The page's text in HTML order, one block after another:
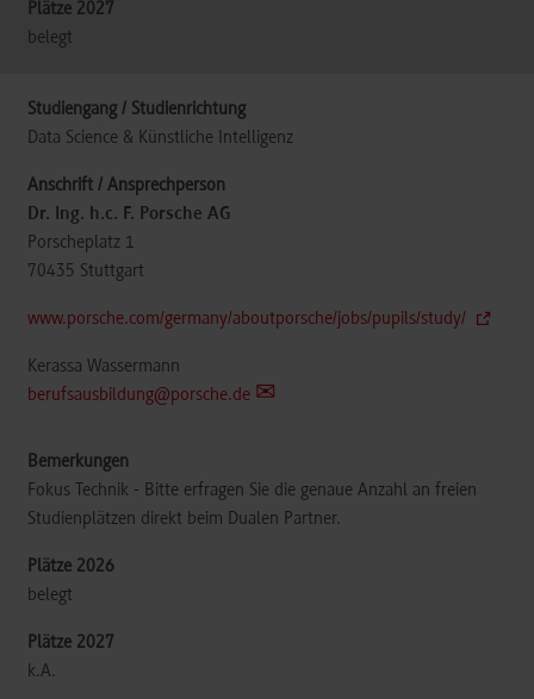
belegt
Data Science & Künstliche Intelligenz
Dr. Ing. h.c. F. Porsche AG
Porscheplatz 1
70435 Stuttgart
www.porsche.com/germany/aboutporsche/jobs/pupils/study/
Kerassa Wassermann
berufsausbildung@porsche.de
Fokus Technik - Bitte erfragen Sie die genaue Anzahl an freien
Studienplätzen direkt beim Dualen Partner.
belegt
k.A.